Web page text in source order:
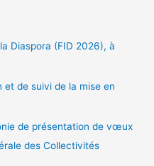
Diaspora (FID 2026), à
et de suivi de la mise en
de présentation de vœux
des Collectivités